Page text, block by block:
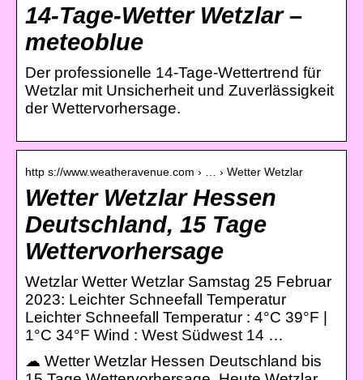
14-Tage-Wetter Wetzlar –
meteoblue
Der professionelle 14-Tage-Wettertrend für
Wetzlar mit Unsicherheit und Zuverlässigkeit
der Wettervorhersage.
http s://www.weatheravenue.com › … › Wetter Wetzlar
Wetter Wetzlar Hessen
Deutschland, 15 Tage
Wettervorhersage
Wetzlar Wetter Wetzlar Samstag 25 Februar
2023: Leichter Schneefall Temperatur
Leichter Schneefall Temperatur : 4°C 39°F |
1°C 34°F Wind : West Südwest 14 …
☁ Wetter Wetzlar Hessen Deutschland bis